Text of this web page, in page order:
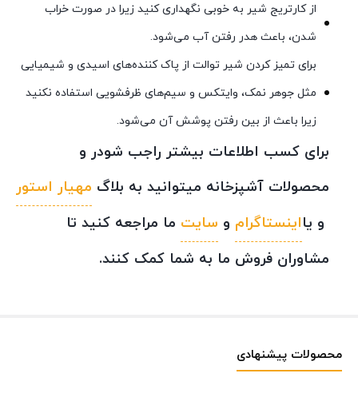
از کارتریج شیر به خوبی نگهداری کنید زیرا در صورت خراب
شدن، باعث هدر رفتن آب می‌شود.
برای تمیز کردن شیر توالت از پاک کننده‌های اسیدی و شیمیایی
مثل جوهر نمک، وایتکس و سیم‌های ظرفشویی استفاده نکنید
زیرا باعث از بین رفتن پوشش آن می‌شود.
برای کسب اطلاعات بیشتر راجب شودر و
محصولات آشپزخانه میتوانید به بلاگ مهیار استور
و یااینستاگرام و سایت ما مراجعه کنید تا
مشاوران فروش ما به شما کمک کنند.
محصولات پیشنهادی